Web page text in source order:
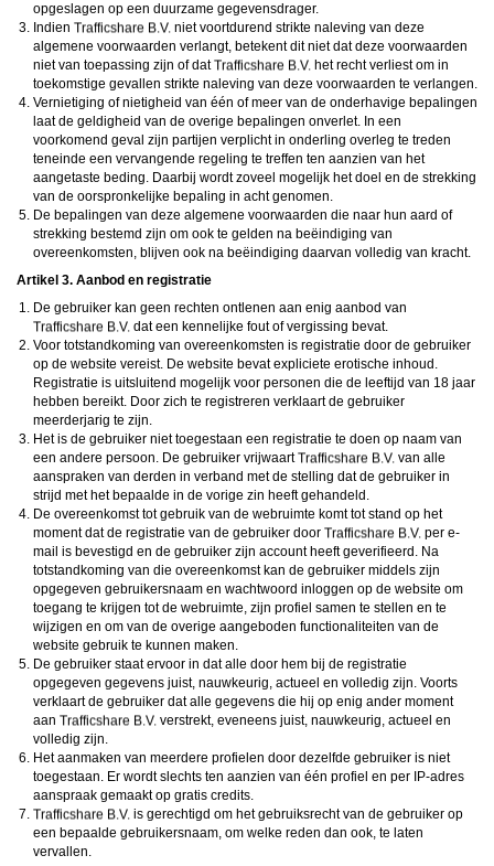
je aan op de paginaToegangsverbod.
Op het gebruik van deze website zijn dealgemene voorwaarden ,cookieverklaring
en
van toepassing. Door op
doorgaan"te klikken ga je met decookieverklaringenprivacybeleidakkoord.
Indien je je op de website registreert, ga je tevens akkoord met dealgemene
voorwaarden
opgeslagen op een duurzame gegevensdrager.
Indien
niet voortdurend strikte naleving van deze
algemene voorwaarden verlangt, betekent dit niet dat deze voorwaarden
niet van toepassing zijn of dat
het recht verliest om in
toekomstige gevallen strikte naleving van deze voorwaarden te verlangen.
Vernietiging of nietigheid van één of meer van de onderhavige bepalingen
laat de geldigheid van de overige bepalingen onverlet. In een
voorkomend geval zijn partijen verplicht in onderling overleg te treden
teneinde een vervangende regeling te treffen ten aanzien van het
aangetaste beding. Daarbij wordt zoveel mogelijk het doel en de strekking
van de oorspronkelijke bepaling in acht genomen.
De bepalingen van deze algemene voorwaarden die naar hun aard of
strekking bestemd zijn om ook te gelden na beëindiging van
overeenkomsten, blijven ook na beëindiging daarvan volledig van kracht.
Artikel 3. Aanbod en registratie
De gebruiker kan geen rechten ontlenen aan enig aanbod van
dat een kennelijke fout of vergissing bevat.
Voor totstandkoming van overeenkomsten is registratie door de gebruiker
op de website vereist. De website bevat expliciete erotische inhoud.
Registratie is uitsluitend mogelijk voor personen die de leeftijd van 18 jaar
hebben bereikt. Door zich te registreren verklaart de gebruiker
meerderjarig te zijn.
Het is de gebruiker niet toegestaan een registratie te doen op naam van
een andere persoon. De gebruiker vrijwaart
van alle
aanspraken van derden in verband met de stelling dat de gebruiker in
strijd met het bepaalde in de vorige zin heeft gehandeld.
De overeenkomst tot gebruik van de webruimte komt tot stand op het
moment dat de registratie van de gebruiker door
per e-
mail is bevestigd en de gebruiker zijn account heeft geverifieerd. Na
totstandkoming van die overeenkomst kan de gebruiker middels zijn
opgegeven gebruikersnaam en wachtwoord inloggen op de website om
toegang te krijgen tot de webruimte, zijn profiel samen te stellen en te
wijzigen en om van de overige aangeboden functionaliteiten van de
website gebruik te kunnen maken.
De gebruiker staat ervoor in dat alle door hem bij de registratie
opgegeven gegevens juist, nauwkeurig, actueel en volledig zijn. Voorts
verklaart de gebruiker dat alle gegevens die hij op enig ander moment
aan
verstrekt, eveneens juist, nauwkeurig, actueel en
volledig zijn.
Het aanmaken van meerdere profielen door dezelfde gebruiker is niet
toegestaan. Er wordt slechts ten aanzien van één profiel en per IP-adres
aanspraak gemaakt op gratis credits.
is gerechtigd om het gebruiksrecht van de gebruiker op
een bepaalde gebruikersnaam, om welke reden dan ook, te laten
vervallen.